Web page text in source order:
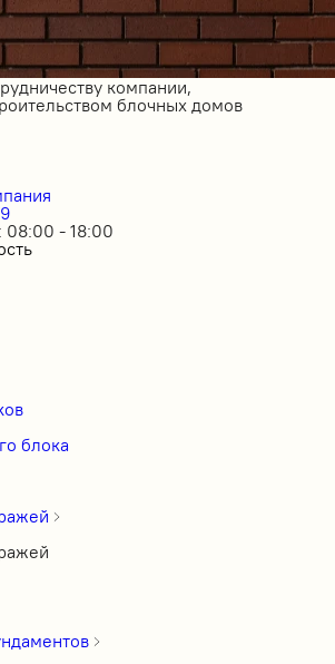
компании,
блочных домов
08:00 - 18:00
блока